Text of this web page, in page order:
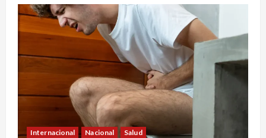
Internacional Nacional Salud